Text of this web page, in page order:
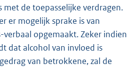
met de toepasselijke verdragen.
er mogelijk sprake is van
opgemaakt. Zeker indien
dat alcohol van invloed is
van betrokkene, zal de